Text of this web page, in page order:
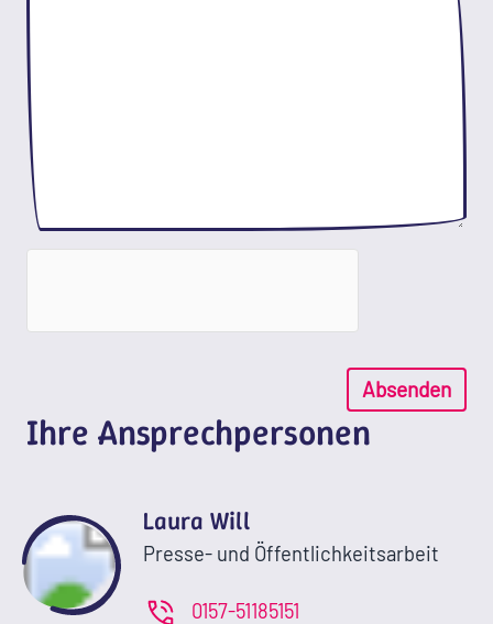
Absenden
Ihre Ansprechpersonen
Laura Will
Presse- und Öffentlichkeitsarbeit
0157-51185151